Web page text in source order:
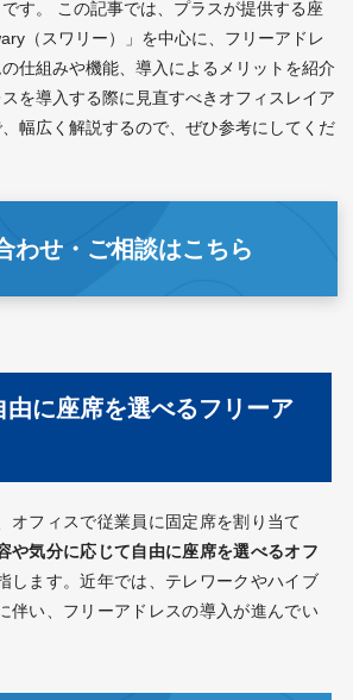
です。 この記事では、プラスが提供する座
（スワリー）」を中心に、フリーアドレ
仕組みや機能、導入によるメリットを紹介
を導入する際に見直すべきオフィスレイア
幅広く解説するので、ぜひ参考にしてくだ
わせ・ご相談はこちら
由に座席を選べるフリーア
オフィスで従業員に固定席を割り当て
や気分に応じて自由に座席を選べるオフ
します。近年では、テレワークやハイブ
伴い、フリーアドレスの導入が進んでい